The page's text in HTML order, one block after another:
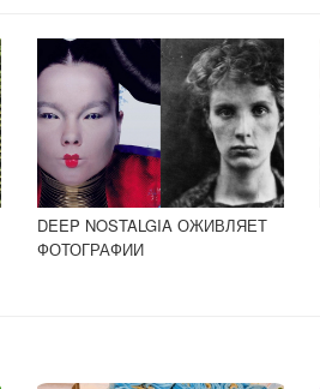
DEEP NOSTALGIA ОЖИВЛЯЕТ
ФОТОГРАФИИ